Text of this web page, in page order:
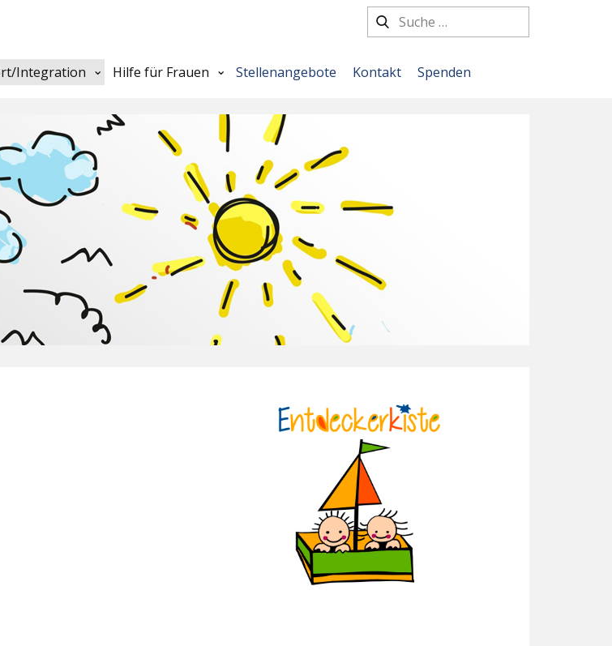
Integration Hilfe für Frauen Stellenangebote Kontakt Spenden